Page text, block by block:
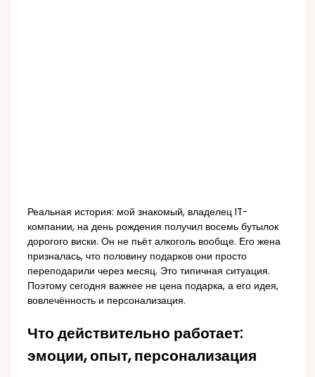
Реальная история: мой знакомый, владелец IT-
компании, на день рождения получил восемь бутылок
дорогого виски. Он не пьёт алкоголь вообще. Его жена
призналась, что половину подарков они просто
переподарили через месяц. Это типичная ситуация.
Поэтому сегодня важнее не цена подарка, а его идея,
вовлечённость и персонализация.
Что действительно работает:
эмоции, опыт, персонализация